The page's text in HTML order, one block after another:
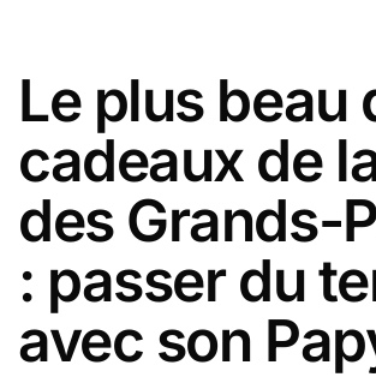
Le plus beau
cadeaux de
des Grands-
: passer du
avec son